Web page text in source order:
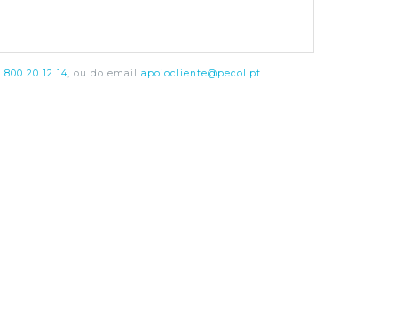
800 20 12 14, ou do email apoiocliente@pecol.pt.